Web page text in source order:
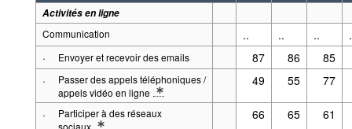
Activités en ligne
Communication
.. .. ..
·
Envoyer et recevoir des emails 87 86
85
·
Passer des appels téléphoniques /
appels vidéo en ligne
* Note: p.ex. via Skype, Messenger, WhatsApp, Facetime, Viber,
49 55 77
·
Participer à des réseaux
sociaux
66 65 61